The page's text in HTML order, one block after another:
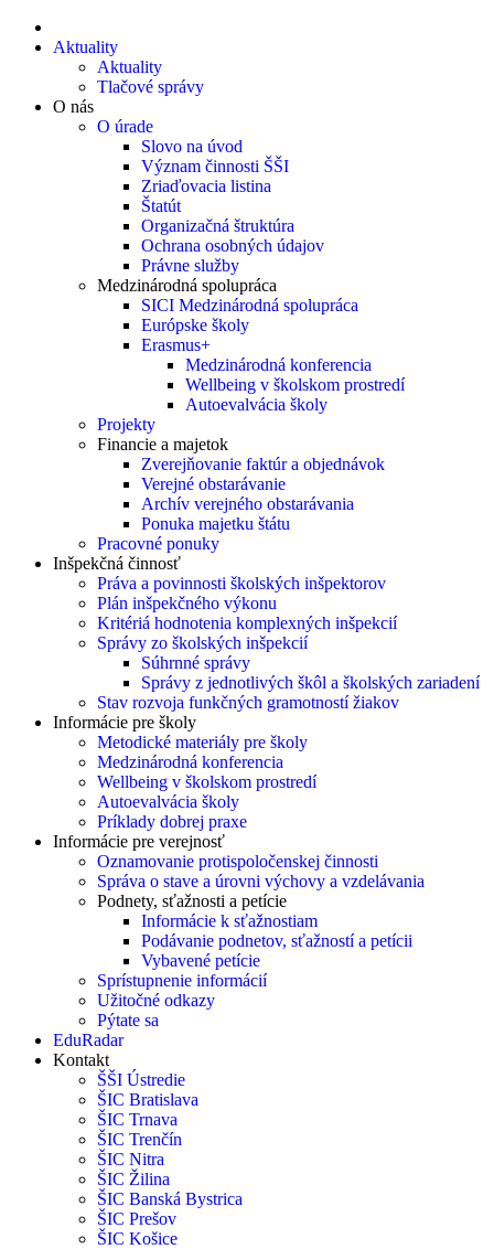
Aktuality
Aktuality
Tlačové správy
O nás
O úrade
Slovo na úvod
Význam činnosti ŠŠI
Zriaďovacia listina
Štatút
Organizačná štruktúra
Ochrana osobných údajov
Právne služby
Medzinárodná spolupráca
SICI Medzinárodná spolupráca
Európske školy
Erasmus+
Medzinárodná konferencia
Wellbeing v školskom prostredí
Autoevalvácia školy
Projekty
Financie a majetok
Zverejňovanie faktúr a objednávok
Verejné obstarávanie
Archív verejného obstarávania
Ponuka majetku štátu
Pracovné ponuky
Inšpekčná činnosť
Práva a povinnosti školských inšpektorov
Plán inšpekčného výkonu
Kritériá hodnotenia komplexných inšpekcií
Správy zo školských inšpekcií
Súhrnné správy
Správy z jednotlivých škôl a školských zariadení
Stav rozvoja funkčných gramotností žiakov
Informácie pre školy
Metodické materiály pre školy
Medzinárodná konferencia
Wellbeing v školskom prostredí
Autoevalvácia školy
Príklady dobrej praxe
Informácie pre verejnosť
Oznamovanie protispoločenskej činnosti
Správa o stave a úrovni výchovy a vzdelávania
Podnety, sťažnosti a petície
Informácie k sťažnostiam
Podávanie podnetov, sťažností a petícii
Vybavené petície
Sprístupnenie informácií
Užitočné odkazy
Pýtate sa
EduRadar
Kontakt
ŠŠI Ústredie
ŠIC Bratislava
ŠIC Trnava
ŠIC Trenčín
ŠIC Nitra
ŠIC Žilina
ŠIC Banská Bystrica
ŠIC Prešov
ŠIC Košice